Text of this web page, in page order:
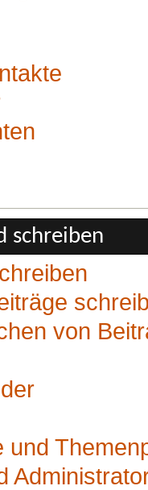
schreiben
von
und